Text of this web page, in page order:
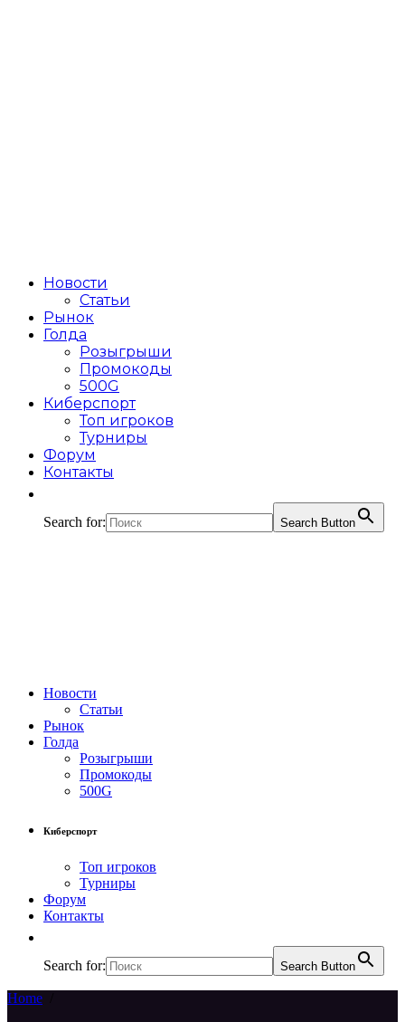
Новости
Статьи
Рынок
Голда
Розыгрыши
Промокоды
500G
Киберспорт
Топ игроков
Турниры
Форум
Контакты
Search for: Search Button
Новости
Статьи
Рынок
Голда
Розыгрыши
Промокоды
500G
Киберспорт
Топ игроков
Турниры
Форум
Контакты
Search for: Search Button
Home